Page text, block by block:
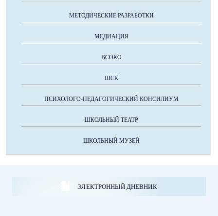
МЕТОДИЧЕСКИЕ РАЗРАБОТКИ
МЕДИАЦИЯ
ВСОКО
ШСК
ПСИХОЛОГО-ПЕДАГОГИЧЕСКИЙ КОНСИЛИУМ
ШКОЛЬНЫЙ ТЕАТР
ШКОЛЬНЫЙ МУЗЕЙ
ЭЛЕКТРОННЫЙ ДНЕВНИК